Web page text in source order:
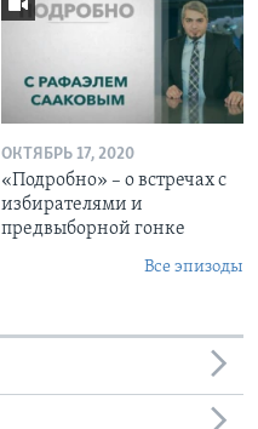
ОКТЯБРЬ 17, 2020
«Подробно» – о встречах с
избирателями и
предвыборной гонке
Все эпизоды